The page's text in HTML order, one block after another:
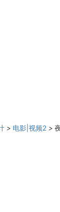
> 电影|视频2 >